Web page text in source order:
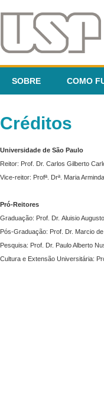
SOBRE COMO
Créditos
Universidade de São Paulo
Reitor: Prof. Dr. Carlos Gilberto
Vice-reitor: Profª. Drª. Maria
Pró-Reitores
Graduação: Prof. Dr. Aluisio
Pós-Graduação: Prof. Dr. Marcio
Pesquisa: Prof. Dr. Paulo Alberto
Cultura e Extensão Universitária: